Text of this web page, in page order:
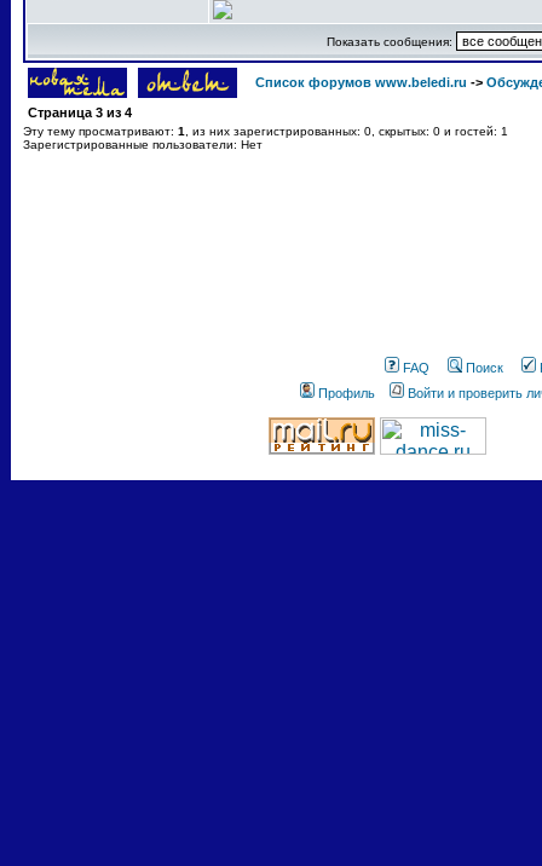
Показать сообщения:
Список форумов www.beledi.ru ->
Страница 3 из 4
Эту тему просматривают: 1
, из них зарегистрированных: 0, скрытых: 0 и гостей: 1
Зарегистрированные пользователи: Нет
FAQ Поиск
Профиль
Войти и проверить